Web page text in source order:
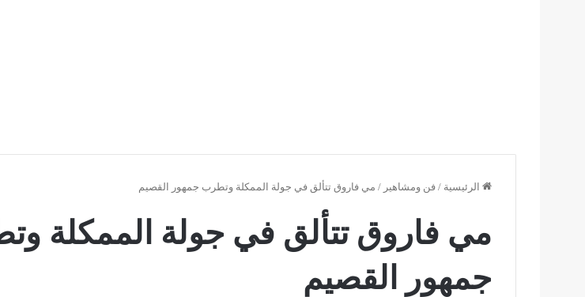
الرئيسية / فن ومشاهير / مي فاروق تتألق في جولة الممكلة وتطرب جمهور القصيم
مي فاروق تتألق في جولة الممكلة
جمهور القصيم